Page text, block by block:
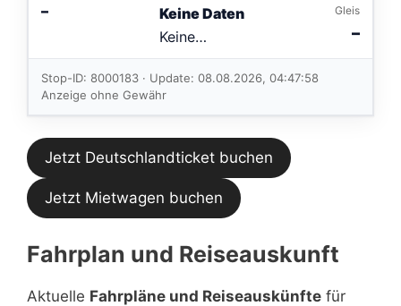
–
Keine Daten
Keine
Verbindungen
im aktuellen
Feed.
Gleis
–
Stop-ID: 8000183 · Update: 08.08.2026, 04:47:58
Anzeige ohne Gewähr
Jetzt Deutschlandticket buchen
Jetzt Mietwagen buchen
Fahrplan und Reiseauskunft
Aktuelle Fahrpläne und Reiseauskünfte für